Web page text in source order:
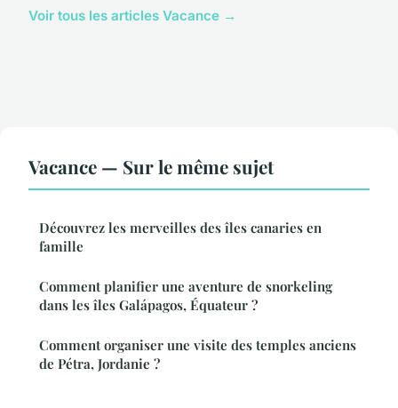
Voir tous les articles Vacance →
Vacance — Sur le même sujet
Découvrez les merveilles des îles canaries en
famille
Comment planifier une aventure de snorkeling
dans les îles Galápagos, Équateur ?
Comment organiser une visite des temples anciens
de Pétra, Jordanie ?